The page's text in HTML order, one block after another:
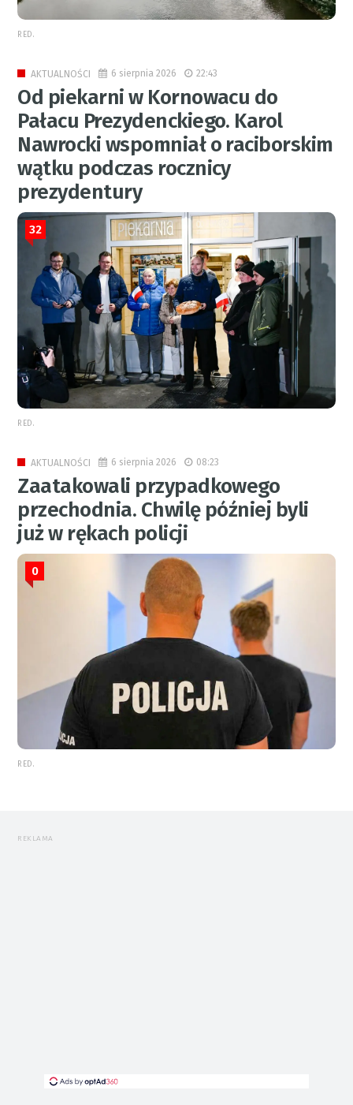
RED.
AKTUALNOŚCI 6 sierpnia 2026 22:43
Od piekarni w Kornowacu do
Pałacu Prezydenckiego. Karol
Nawrocki wspomniał o raciborskim
wątku podczas rocznicy
prezydentury
32
RED.
AKTUALNOŚCI 6 sierpnia 2026 08:23
Zaatakowali przypadkowego
przechodnia. Chwilę później byli
już w rękach policji
0
RED.
REKLAMA